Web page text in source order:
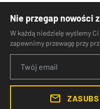
Nie przegap nowości z
W każdą niedzielę wyślemy
zapewnimy przewagę przy